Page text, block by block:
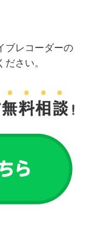
ブレコーダーの
さい。